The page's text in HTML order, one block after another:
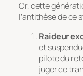
Or, cette
l’antithèse de ce
Raideur
et
pilote du
juger ce